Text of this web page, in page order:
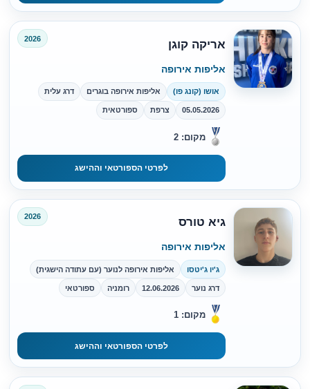
אריקה קוגן 2026
אליפות אירופה
אושו (קונג פו) אליפות אירופה בוגרים דרג עלית
05.05.2026 צרפת ספורטאית
מקום: 2
לפרטי הספורטאי וההישג
גיא טורס 2026
אליפות אירופה
ג'יו ג'יטסו אליפות אירופה לנוער (עם עתודה הישגית)
דרג נוער 12.06.2026 רומניה ספורטאי
מקום: 1
לפרטי הספורטאי וההישג